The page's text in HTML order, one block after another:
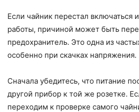
Если чайник перестал включаться
работы, причиной может быть
предохранитель. Это одна из
особенно при скачках напряжения.
Сначала убедитесь, что питание
другой прибор к той же розетке.
переходим к проверке самого